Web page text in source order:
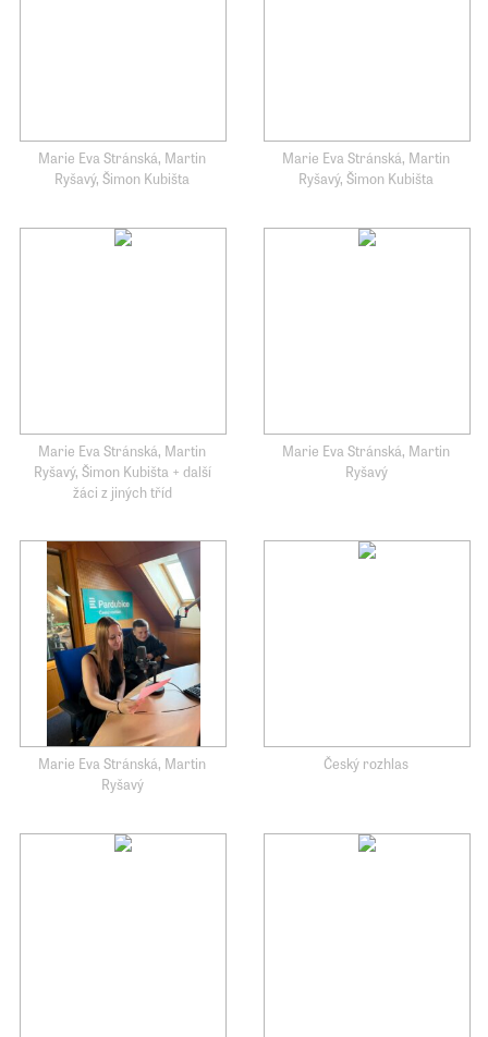
Marie Eva Stránská, Martin
Ryšavý, Šimon Kubišta
Marie Eva Stránská, Martin
Ryšavý, Šimon Kubišta
Marie Eva Stránská, Martin
Ryšavý, Šimon Kubišta + další
žáci z jiných tříd
Marie Eva Stránská, Martin
Ryšavý
Marie Eva Stránská, Martin
Ryšavý
Český rozhlas